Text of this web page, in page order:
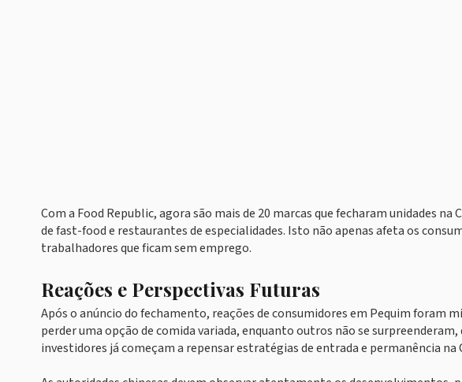
Com a Food Republic, agora são mais de 20 marcas que fecharam unidades
de fast-food e restaurantes de especialidades. Isto não apenas afeta os
trabalhadores que ficam sem emprego.
Reações e Perspectivas Futuras
Após o anúncio do fechamento, reações de consumidores em Pequim foram
perder uma opção de comida variada, enquanto outros não se
investidores já começam a repensar estratégias de entrada e permanência na